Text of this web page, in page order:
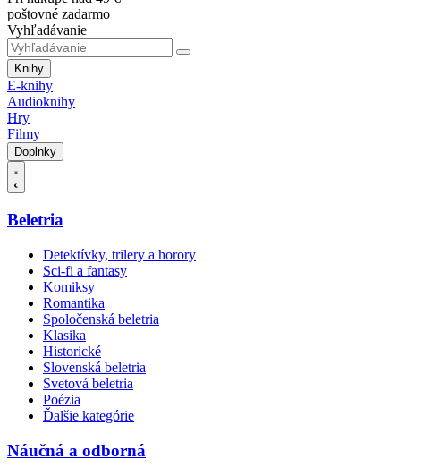
poštovné zadarmo
Vyhľadávanie
Knihy
E-knihy
Audioknihy
Hry
Filmy
Doplnky
Beletria
Detektívky, trilery a horory
Sci-fi a fantasy
Komiksy
Romantika
Spoločenská beletria
Klasika
Historické
Slovenská beletria
Svetová beletria
Poézia
Ďalšie kategórie
Náučná a odborná